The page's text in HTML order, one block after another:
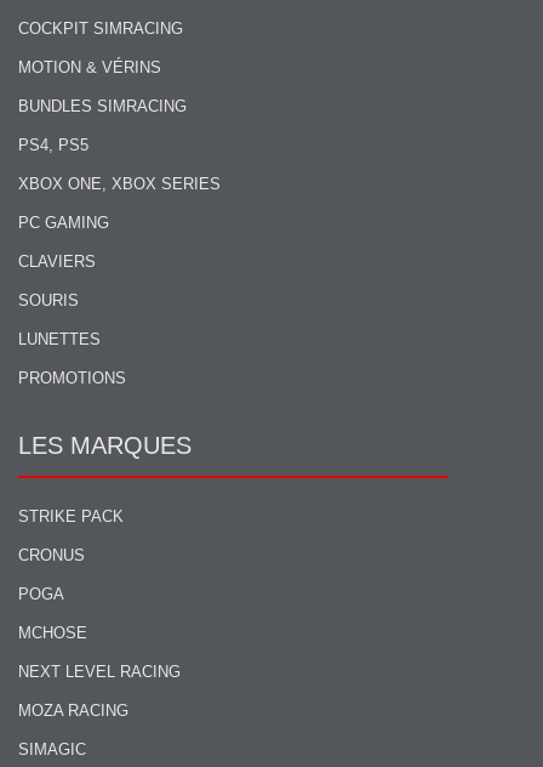
COCKPIT SIMRACING
MOTION & VÉRINS
BUNDLES SIMRACING
PS4, PS5
XBOX ONE, XBOX SERIES
PC GAMING
CLAVIERS
SOURIS
LUNETTES
PROMOTIONS
LES MARQUES
STRIKE PACK
CRONUS
POGA
MCHOSE
NEXT LEVEL RACING
MOZA RACING
SIMAGIC